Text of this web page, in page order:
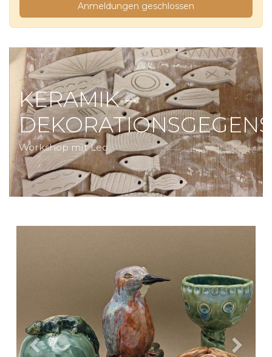
Anmeldungen geschlossen
KERAMIK –
Workshop mit Leo
Vorherige Weiter